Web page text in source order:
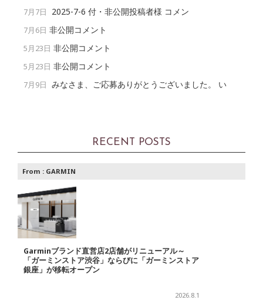
7月7日 2025-7-6 付・非公開投稿者様 コメン
7月6日 非公開コメント
5月23日 非公開コメント
5月23日 非公開コメント
7月9日 みなさま、ご応募ありがとうございました。 い
RECENT POSTS
From : GARMIN
Garminブランド直営店2店舗がリニューアル～
「ガーミンストア渋谷」ならびに「ガーミンストア
銀座」が移転オープン
2026.8.1